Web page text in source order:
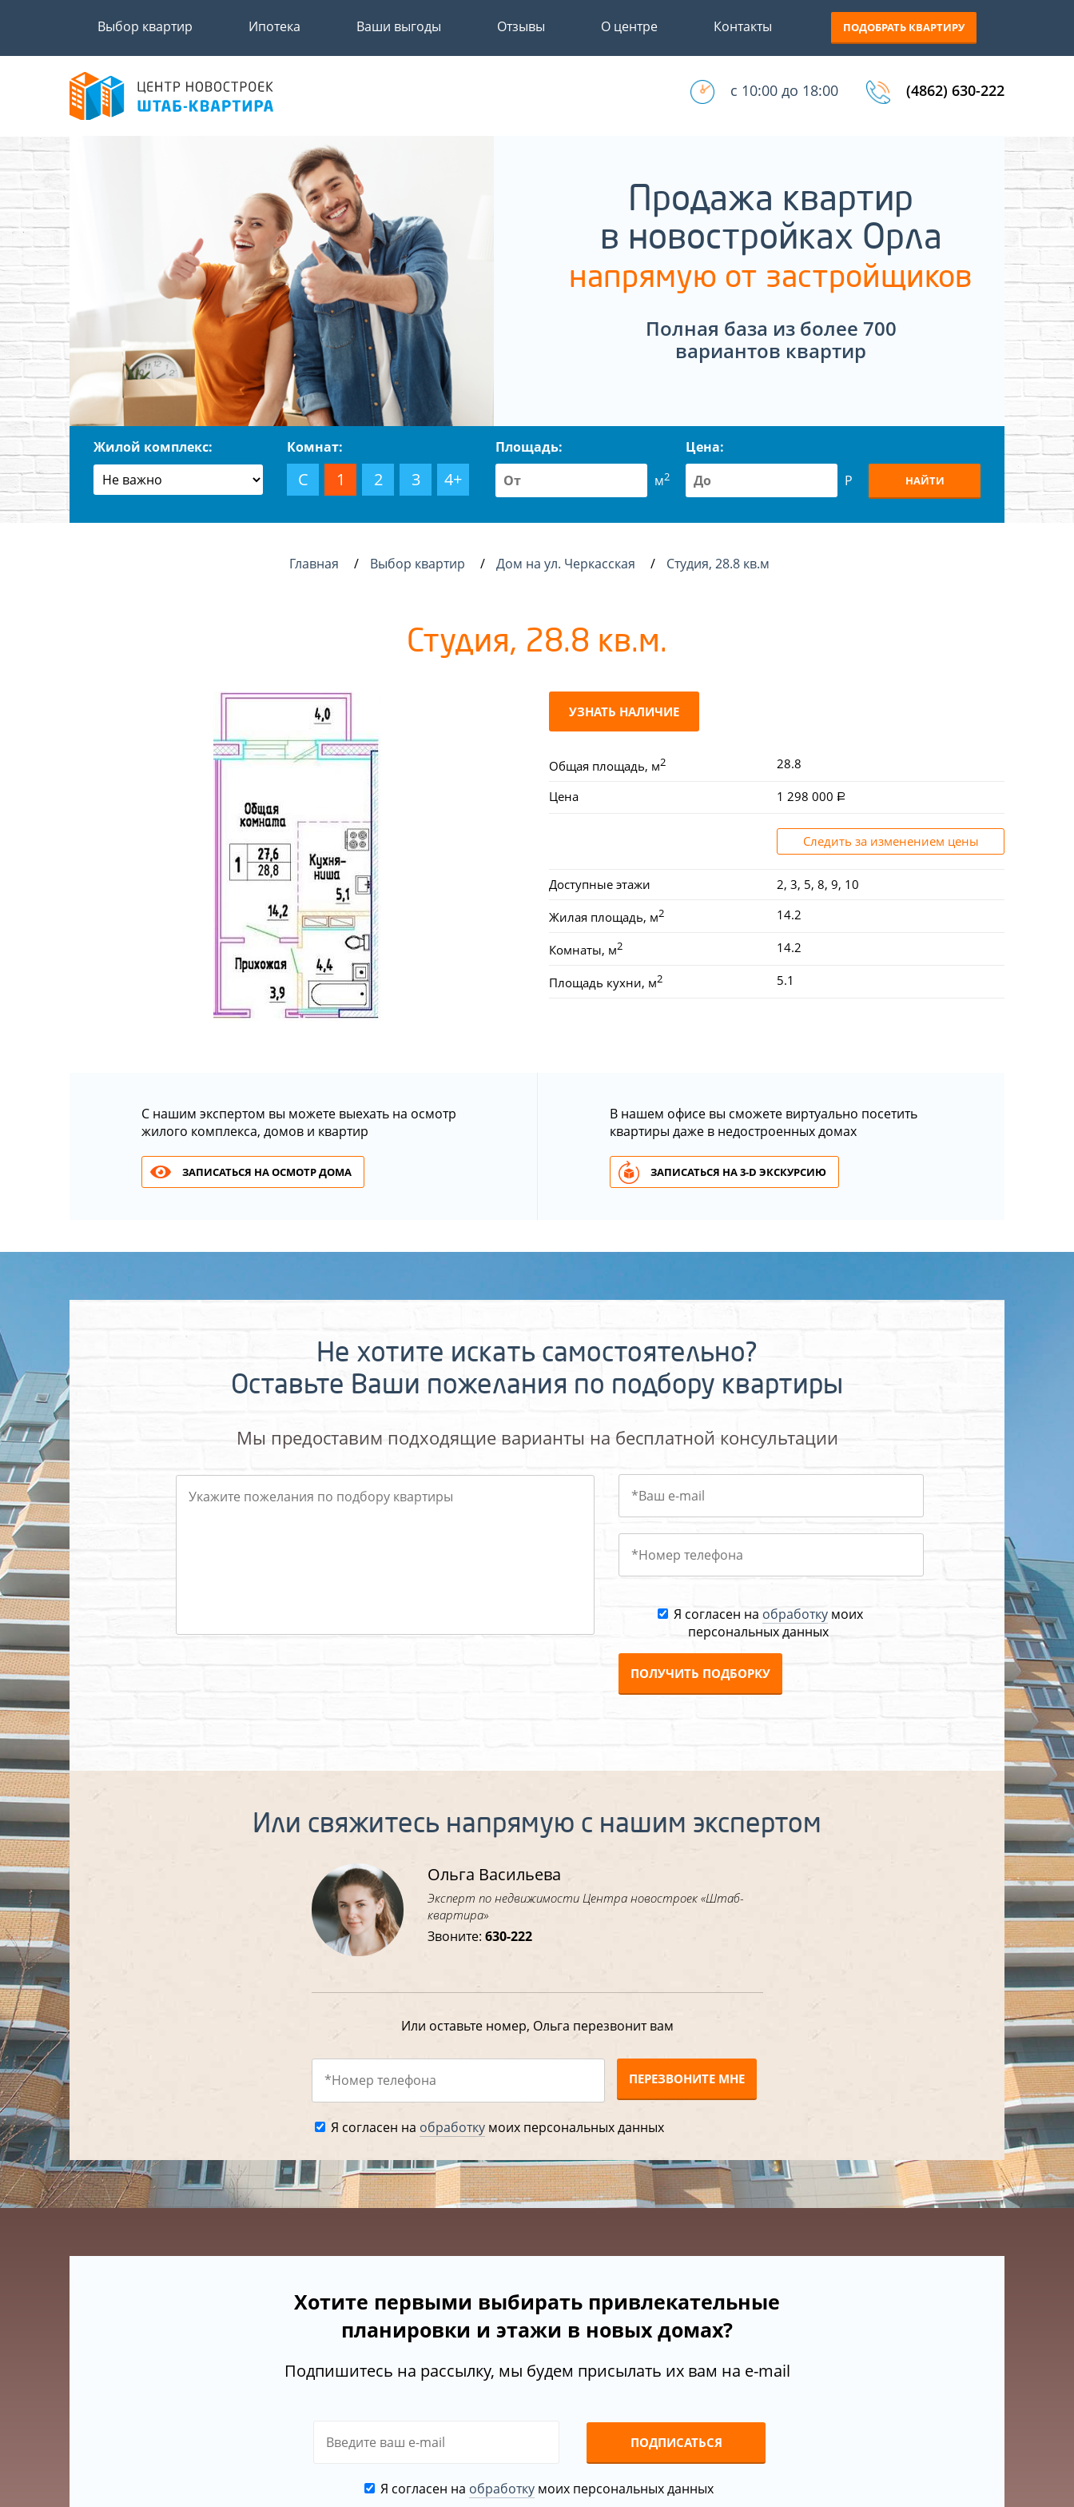
Выбор квартир Ипотека Ваши выгоды Отзывы О центре Контакты ПОДОБРАТЬ КВАРТИРУ
с 10:00 до 18:00 (4862) 630-222
Продажа квартир
в новостройках Орла
напрямую от застройщиков
Полная база из более 700
вариантов квартир
Жилой комплекс: Комнат:
С 1 2 3 4+
Площадь:
м2
Цена:
Р
НАЙТИ
Главная Выбор квартир Дом на ул. Черкасская Студия, 28.8 кв.м
Студия, 28.8 кв.м.
УЗНАТЬ НАЛИЧИЕ
Общая площадь, м2 28.8
Цена 1 298 000
Следить за изменением цены
Доступные этажи 2, 3, 5, 8, 9, 10
Жилая площадь, м2 14.2
Комнаты, м2 14.2
Площадь кухни, м2 5.1
С нашим экспертом вы можете выехать на осмотр
жилого комплекса, домов и квартир
ЗАПИСАТЬСЯ НА ОСМОТР ДОМА
В нашем офисе вы сможете виртуально посетить
квартиры даже в недостроенных домах
ЗАПИСАТЬСЯ НА 3-D ЭКСКУРСИЮ
Не хотите искать самостоятельно?
Оставьте Ваши пожелания по подбору квартиры
Мы предоставим подходящие варианты на бесплатной консультации
Я согласен на обработкумоих
персональных данных
ПОЛУЧИТЬ ПОДБОРКУ
Или свяжитесь напрямую с нашим экспертом
Ольга Васильева
Эксперт по недвижимости Центра новостроек «Штаб-
квартира»
Звоните:630-222
Или оставьте номер, Ольга перезвонит вам
ПЕРЕЗВОНИТЕ МНЕ
Я согласен на обработкумоих персональных данных
Хотите первыми выбирать привлекательные
планировки и этажи в новых домах?
Подпишитесь на рассылку, мы будем присылать их вам на e-mail
ПОДПИСАТЬСЯ
Я согласен на обработкумоих персональных данных